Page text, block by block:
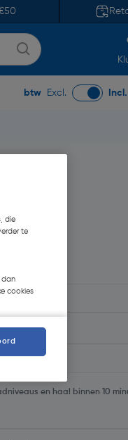
btw Excl. Incl.
en haal binnen 10
die
te
dan
cookies